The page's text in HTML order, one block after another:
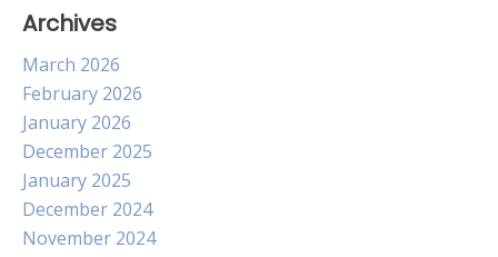
Archives
March 2026
February 2026
January 2026
December 2025
January 2025
December 2024
November 2024